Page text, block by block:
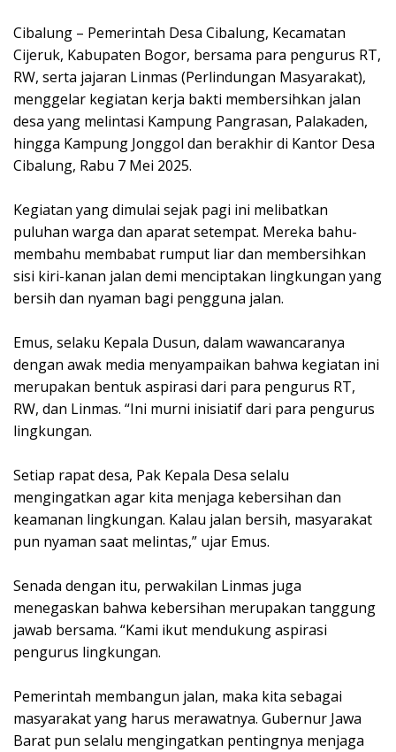
Cibalung – Pemerintah Desa Cibalung, Kecamatan
Cijeruk, Kabupaten Bogor, bersama para pengurus RT,
RW, serta jajaran Linmas (Perlindungan Masyarakat),
menggelar kegiatan kerja bakti membersihkan jalan
desa yang melintasi Kampung Pangrasan, Palakaden,
hingga Kampung Jonggol dan berakhir di Kantor Desa
Cibalung, Rabu 7 Mei 2025.
Kegiatan yang dimulai sejak pagi ini melibatkan
puluhan warga dan aparat setempat. Mereka bahu-
membahu membabat rumput liar dan membersihkan
sisi kiri-kanan jalan demi menciptakan lingkungan yang
bersih dan nyaman bagi pengguna jalan.
Emus, selaku Kepala Dusun, dalam wawancaranya
dengan awak media menyampaikan bahwa kegiatan ini
merupakan bentuk aspirasi dari para pengurus RT,
RW, dan Linmas. “Ini murni inisiatif dari para pengurus
lingkungan.
Setiap rapat desa, Pak Kepala Desa selalu
mengingatkan agar kita menjaga kebersihan dan
keamanan lingkungan. Kalau jalan bersih, masyarakat
pun nyaman saat melintas,” ujar Emus.
Senada dengan itu, perwakilan Linmas juga
menegaskan bahwa kebersihan merupakan tanggung
jawab bersama. “Kami ikut mendukung aspirasi
pengurus lingkungan.
Pemerintah membangun jalan, maka kita sebagai
masyarakat yang harus merawatnya. Gubernur Jawa
Barat pun selalu mengingatkan pentingnya menjaga